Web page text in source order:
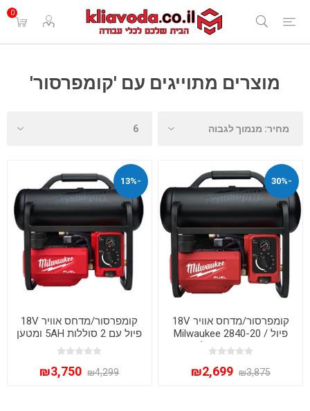
0
מוצרים מתוייגים עם 'קומפרסור'
-30%
קומפרסור/מדחס אוויר 18V
פיול Milwaukee 2840-20 /
M18 FAC גוף בלבד
₪3,875
₪2,699
-13%
קומפרסור/מדחס אוויר 18V
פיול עם 2 סוללות 5AH ומטען
Milwaukee 2840-22-5AH /
M18 FAC
₪4,299
₪3,750